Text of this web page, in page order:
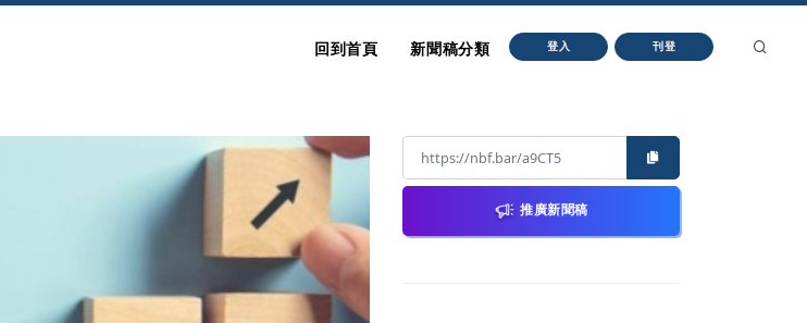
回到首頁 新聞稿分類 登入 刊登
推廣新聞稿